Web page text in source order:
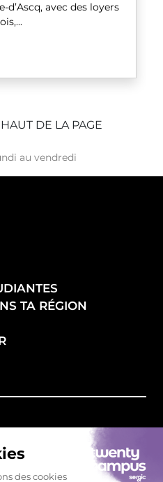
d’Ascq, avec des loyers
DE LA PAGE
au vendredi
TA RÉGION
!
!